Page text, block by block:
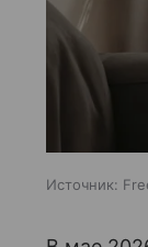
Источник: